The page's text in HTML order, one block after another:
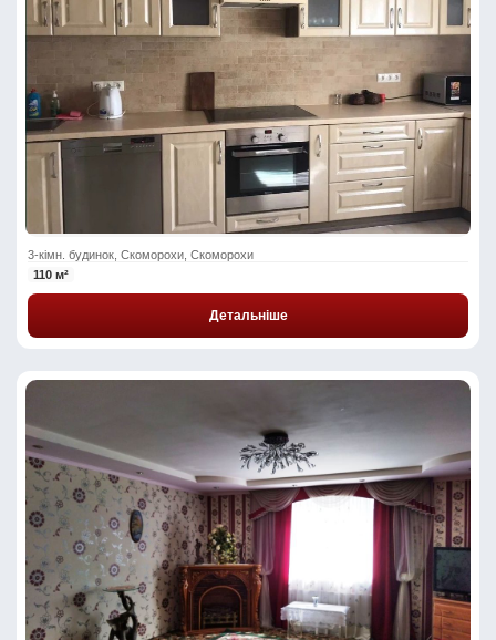
3-кімн. будинок, Скоморохи, Скоморохи
110 м²
Детальніше